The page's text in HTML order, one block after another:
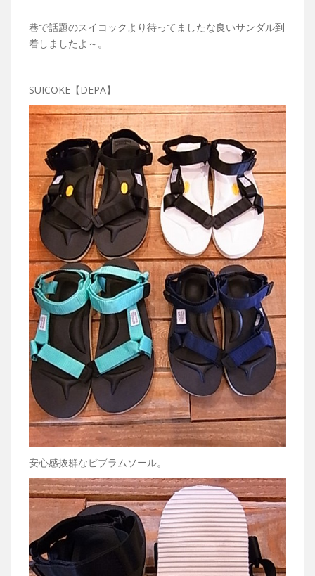
巷で話題のスイコックより待ってましたな良いサンダル到
着しましたよ～。
SUICOKE【DEPA】
安心感抜群なビブラムソール。